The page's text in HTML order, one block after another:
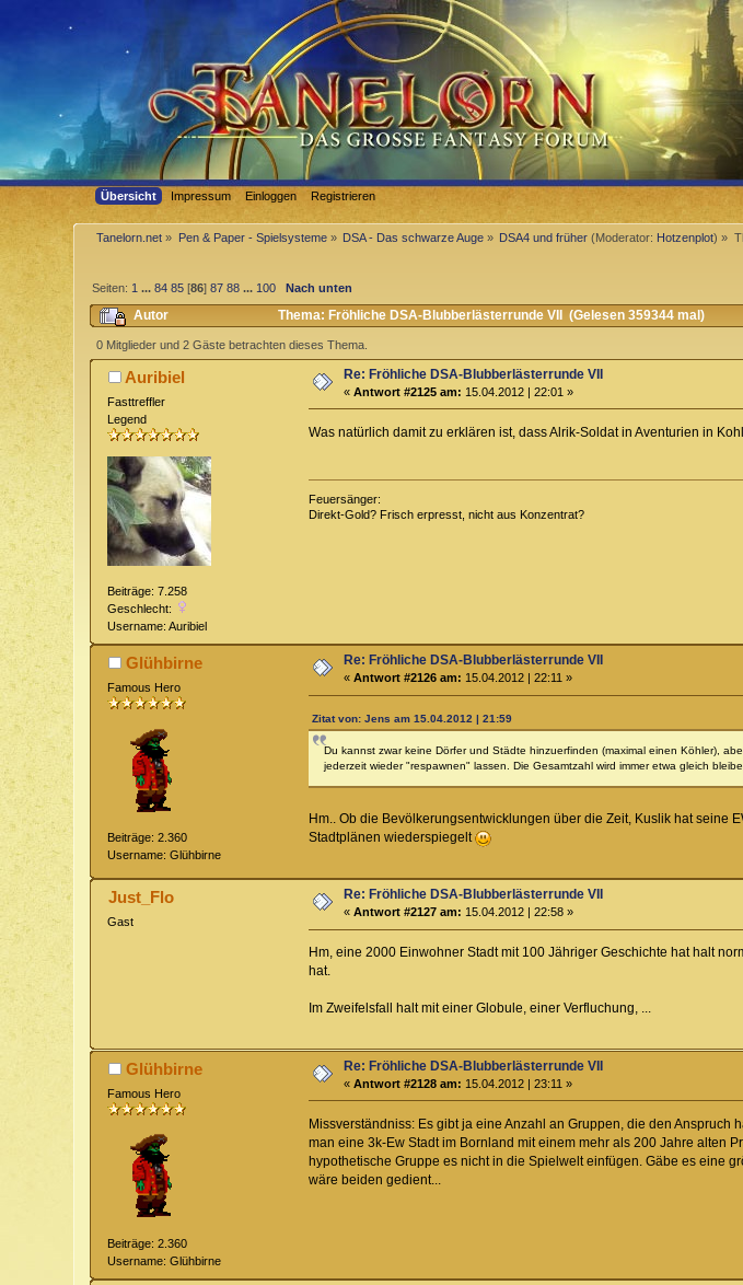
Übersicht Impressum Einloggen Registrieren
Tanelorn.net » Pen & Paper - Spielsysteme» DSA - Das schwarze Auge » DSA4 und früher (Moderator: Hotzenplot) »
Seiten: 1 ...84 85 [86]87 88 ... 100 Nach unten
Autor Thema: Fröhliche DSA-Blubberlästerrunde VII (Gelesen 359344 mal)
0 Mitglieder und 2 Gäste betrachten dieses Thema.
Auribiel
Fasttreffler
Legend
Beiträge: 7.258
Geschlecht:
Username: Auribiel
Re: Fröhliche DSA-Blubberlästerrunde VII
«Antwort #2125 am: 15.04.2012 | 22:01 »
Was natürlich damit zu erklären ist, dass Alrik-Soldat in Aventurien in
Feuersänger:
Direkt-Gold? Frisch erpresst, nicht aus Konzentrat?
Glühbirne
Famous Hero
Beiträge: 2.360
Username: Glühbirne
Re: Fröhliche DSA-Blubberlästerrunde VII
«Antwort #2126 am: 15.04.2012 | 22:11 »
Zitat von: Jens am 15.04.2012 | 21:59
Du kannst zwar keine Dörfer und Städte hinzuerfinden (maximal einen Köhler),
jederzeit wieder "respawnen" lassen. Die Gesamtzahl wird immer etwa gleich
Hm.. Ob die Bevölkerungsentwicklungen über die Zeit, Kuslik hat seine
Stadtplänen wiederspiegelt
Just_Flo
Gast
Re: Fröhliche DSA-Blubberlästerrunde VII
«Antwort #2127 am: 15.04.2012 | 22:58 »
Hm, eine 2000 Einwohner Stadt mit 100 Jähriger Geschichte hat halt
hat.
Im Zweifelsfall halt mit einer Globule, einer Verfluchung, ...
Glühbirne
Famous Hero
Beiträge: 2.360
Username: Glühbirne
Re: Fröhliche DSA-Blubberlästerrunde VII
«Antwort #2128 am: 15.04.2012 | 23:11 »
Missverständniss: Es gibt ja eine Anzahl an Gruppen, die den
man eine 3k-Ew Stadt im Bornland mit einem mehr als 200 Jahre alten
hypothetische Gruppe es nicht in die Spielwelt einfügen. Gäbe es eine
wäre beiden gedient...